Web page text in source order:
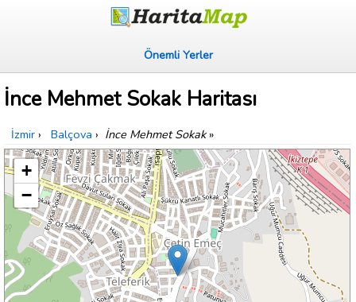
Önemli Yerler
İnce Mehmet Sokak Haritası
İzmir › Balçova › İnce Mehmet Sokak»
+
−